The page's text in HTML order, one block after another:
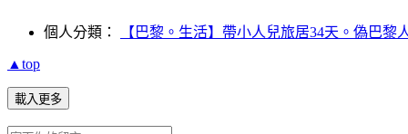
個人分類： 【巴黎。生活】帶小人兒旅居34天。偽巴黎
▲top
載入更多